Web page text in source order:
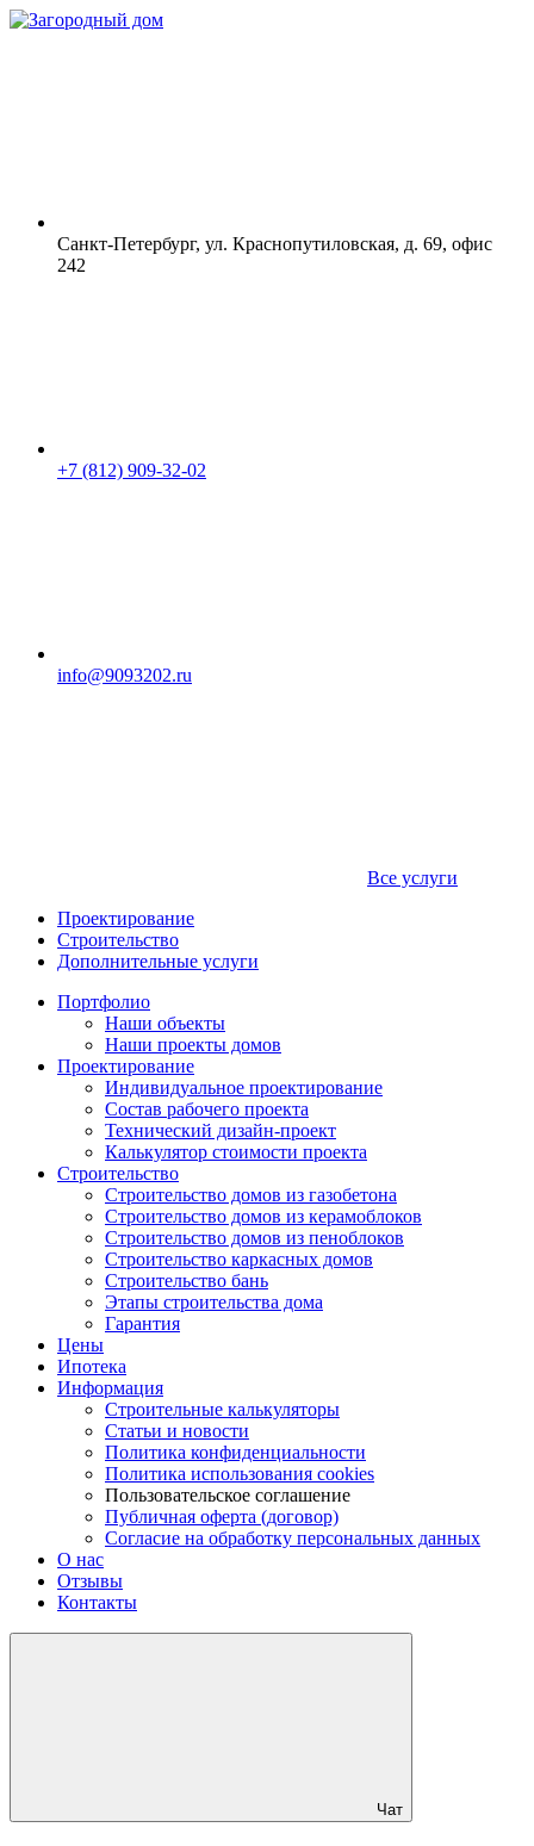
Санкт-Петербург, ул. Краснопутиловская, д. 69, офис
242
+7 (812) 909-32-02
info@9093202.ru
Все услуги
Проектирование
Строительство
Дополнительные услуги
Портфолио
Наши объекты
Наши проекты домов
Проектирование
Индивидуальное проектирование
Состав рабочего проекта
Технический дизайн-проект
Калькулятор стоимости проекта
Строительство
Строительство домов из газобетона
Строительство домов из керамоблоков
Строительство домов из пеноблоков
Строительство каркасных домов
Строительство бань
Этапы строительства дома
Гарантия
Цены
Ипотека
Информация
Строительные калькуляторы
Статьи и новости
Политика конфиденциальности
Политика использования cookies
Пользовательское соглашение
Публичная оферта (договор)
Согласие на обработку персональных данных
О нас
Отзывы
Контакты
Чат